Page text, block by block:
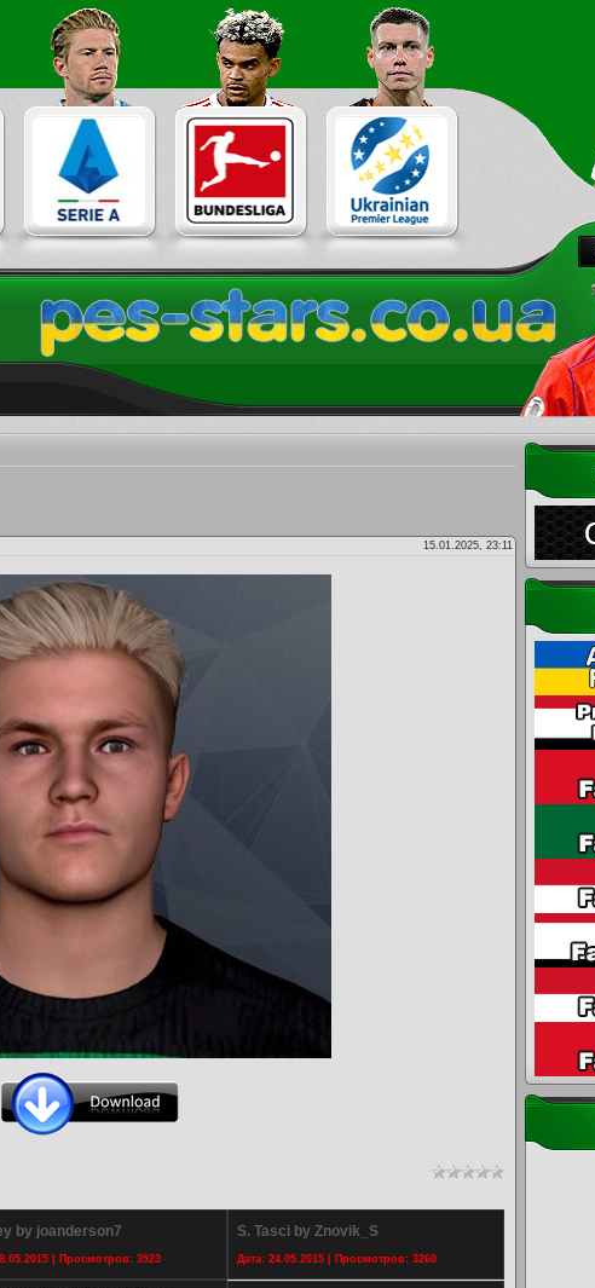
15.01.2025, 23:11
by joanderson7
| Просмотров: 3523
S. Tasci by Znovik_S
Дата: 24.05.2015 | Просмотров: 3260